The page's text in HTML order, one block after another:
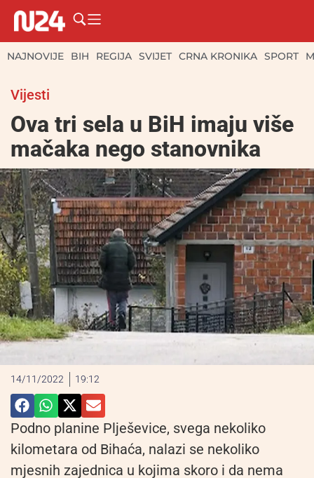
NAJNOVIJE BIH REGIJA SVIJET CRNA KRONIKA SPORT
Vijesti
Ova tri sela u BiH imaju više
mačaka nego stanovnika
14/11/2022 19:12
Podno planine Plješevice, svega nekoliko
kilometara od Bihaća, nalazi se nekoliko
mjesnih zajednica u kojima skoro i da nema